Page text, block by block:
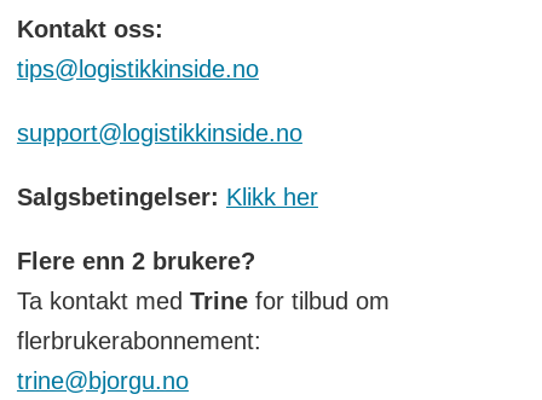
Kontakt oss:
tips@logistikkinside.no
support@logistikkinside.no
Salgsbetingelser: Klikk her
Flere enn 2 brukere?
Ta kontakt med Trinefor tilbud om
flerbrukerabonnement:
trine@bjorgu.no